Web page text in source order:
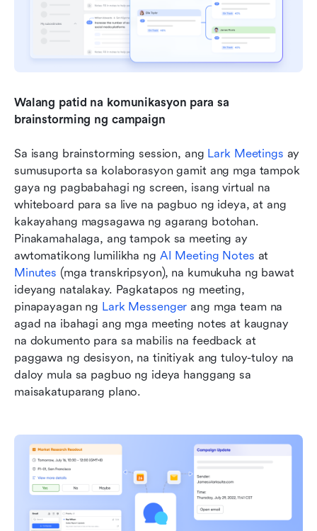
Walang patid na komunikasyon para sa
brainstorming ng campaign
Sa isang brainstorming session, ang Lark Meetings ay
sumusuporta sa kolaborasyon gamit ang mga tampok
gaya ng pagbabahagi ng screen, isang virtual na
whiteboard para sa live na pagbuo ng ideya, at ang
kakayahang magsagawa ng agarang botohan.
Pinakamahalaga, ang tampok sa meeting ay
awtomatikong lumilikha ng AI Meeting Notes
Minutes (mga transkripsyon), na kumukuha ng bawat
ideyang natalakay. Pagkatapos ng meeting,
pinapayagan ng Lark Messenger ang mga team na
agad na ibahagi ang mga meeting notes at kaugnay
na dokumento para sa mabilis na feedback at
paggawa ng desisyon, na tinitiyak ang tuloy-tuloy na
daloy mula sa pagbuo ng ideya hanggang sa
maisakatuparang plano.